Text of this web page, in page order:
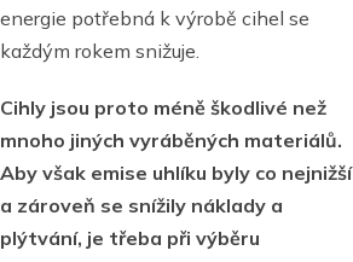
energie potřebná k výrobě cihel se
každým rokem snižuje.
Cihly jsou proto méně škodlivé než
mnoho jiných vyráběných materiálů.
Aby však emise uhlíku byly co nejnižší
a zároveň se snížily náklady a
plýtvání, je třeba při výběru